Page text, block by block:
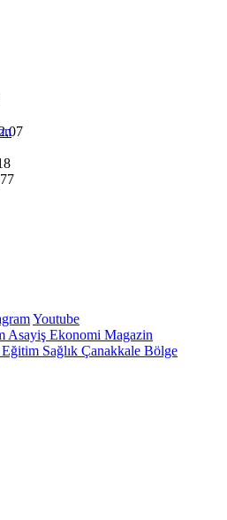
Youtube
Asayiş Ekonomi Magazin
Eğitim Sağlık Çanakkale Bölge